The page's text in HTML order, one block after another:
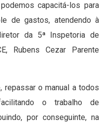
capacitá-los para
de gastos, atendendo à
da 5ª Inspetoria de
Rubens Cezar Parente
repassar o manual a todos
o trabalho de
por conseguinte, na